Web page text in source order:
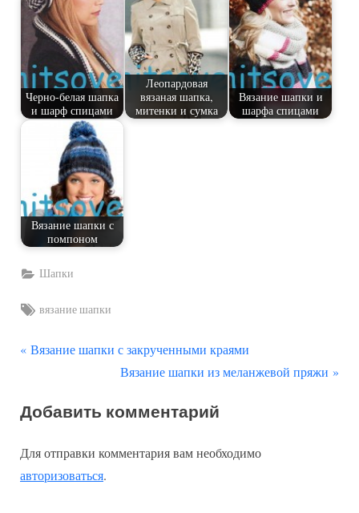
Черно-белая шапка
и шарф спицами
Леопардовая
вязаная шапка,
митенки и сумка
Вязание шапки и
шарфа спицами
Вязание шапки с
помпоном
Шапки
Tags:
вязание шапки
Навигация
записям
П
д
д
у
Вязание шапки с закрученными краями
С
е
у
Вязание шапки из меланжевой пряжи
Добавить комментарий
Для отправки комментария вам необходимо
авторизоваться.